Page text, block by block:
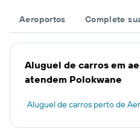
Aeroportos Complete
Aluguel de carros em
atendem Polokwane
Aluguel de carros perto de